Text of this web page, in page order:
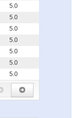
5.0
5.0
5.0
5.0
5.0
5.0
5.0